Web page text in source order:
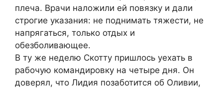
плеча. Врачи наложили ей повязку и дали
строгие указания: не поднимать тяжести, не
напрягаться, только отдых и
обезболивающее.
В ту же неделю Скотту пришлось уехать в
рабочую командировку на четыре дня. Он
доверял, что Лидия позаботится об Оливии,